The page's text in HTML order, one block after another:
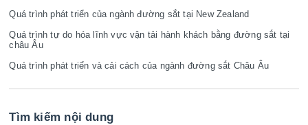
Quá trình phát triển của ngành đường sắt tại New Zealand
Quá trình tự do hóa lĩnh vực vận tải hành khách bằng đường sắt tại
châu Âu
Quá trình phát triển và cải cách của ngành đường sắt Châu Âu
Tìm kiếm nội dung